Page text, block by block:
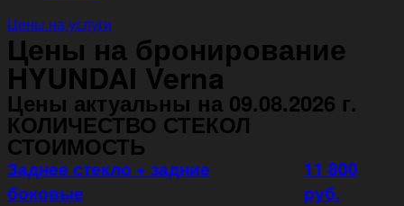
Цены на услуги
Цены на бронирование
HYUNDAI Verna
Цены актуальны на 09.08.2026 г.
КОЛИЧЕСТВО СТЕКОЛ
СТОИМОСТЬ
Заднее стекло + задние
боковые
11 800
руб.